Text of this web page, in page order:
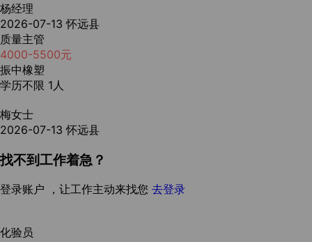
杨经理
2026-07-13 怀远县
质量主管
4000-5500元
振中橡塑
学历不限 1人
梅女士
2026-07-13 怀远县
找不到工作着急？
登录账户 ，让工作主动来找您 去登录
化验员